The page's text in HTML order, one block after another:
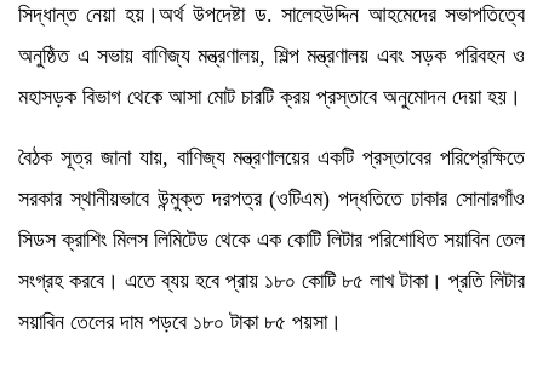
সিদ্ধান্ত নেয়া হয়।অর্থ উপদেষ্টা ড. সালেহউদ্দিন আহমেদের সভাপতিত্বে
অনুষ্ঠিত এ সভায় বাণিজ্য মন্ত্রণালয়, শিল্প মন্ত্রণালয় এবং সড়ক পরিবহন ও
মহাসড়ক বিভাগ থেকে আসা মোট চারটি ক্রয় প্রস্তাবে অনুমোদন দেয়া হয়।
বৈঠক সূত্র জানা যায়, বাণিজ্য মন্ত্রণালয়ের একটি প্রস্তাবের পরিপ্রেক্ষিতে
সরকার স্থানীয়ভাবে উন্মুক্ত দরপত্র (ওটিএম) পদ্ধতিতে ঢাকার সোনারগাঁও
সিডস ক্রাশিং মিলস লিমিটেড থেকে এক কোটি লিটার পরিশোধিত সয়াবিন তেল
সংগ্রহ করবে। এতে ব্যয় হবে প্রায় ১৮০ কোটি ৮৫ লাখ টাকা। প্রতি লিটার
সয়াবিন তেলের দাম পড়বে ১৮০ টাকা ৮৫ পয়সা।